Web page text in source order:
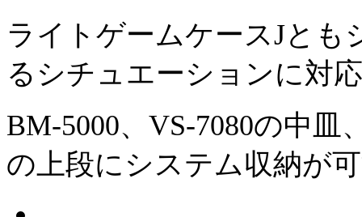
ライトゲームケースJと
るシチュエーションに対
BM-5000、VS-7080の中皿
の上段にシステム収納が